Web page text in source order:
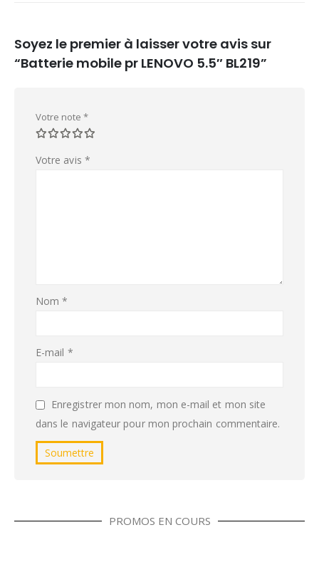
Soyez le premier à laisser votre avis sur
“Batterie mobile pr LENOVO 5.5″ BL219”
Votre note *
Votre avis *
Nom*
E-mail *
Enregistrer mon nom, mon e-mail et mon site
dans le navigateur pour mon prochain commentaire.
PROMOS EN COURS